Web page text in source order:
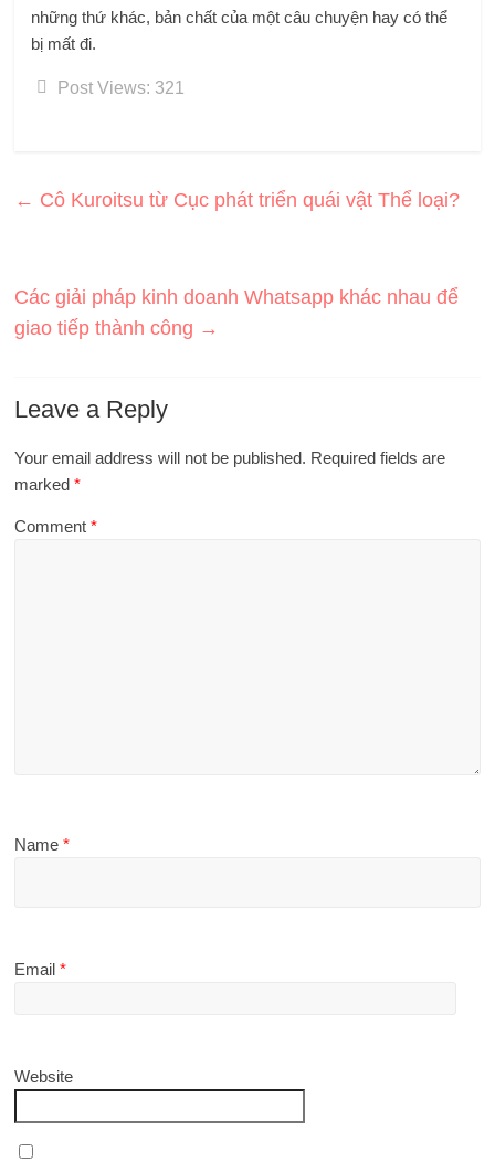
những thứ khác, bản chất của một câu chuyện hay có thể
bị mất đi.
Post Views: 321
← Cô Kuroitsu từ Cục phát triển quái vật Thể loại?
Các giải pháp kinh doanh Whatsapp khác nhau để
giao tiếp thành công →
Leave a Reply
Your email address will not be published. Required fields are
marked*
Comment*
Name*
Email*
Website